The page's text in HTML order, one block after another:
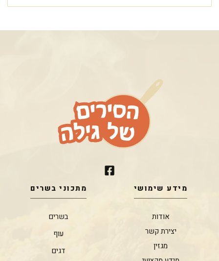
מידע שימושי
אודות
יצירת קשר
מגזין
מתכוני בשרים
בשרים
עוף
דגים